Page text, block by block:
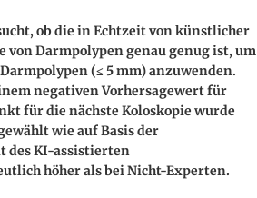
ob die in Echtzeit von künstlicher
Darmpolypen genau genug ist, um
(≤ 5 mm) anzuwenden.
negativen Vorhersagewert für
für die nächste Koloskopie wurde
wie auf Basis der
des KI-assistierten
höher als bei Nicht-Experten.